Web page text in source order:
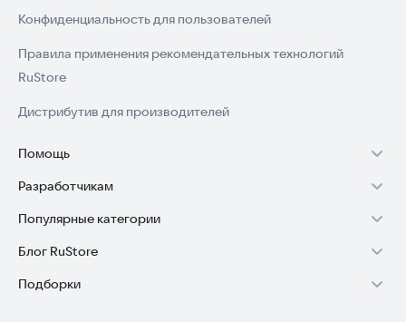
Конфиденциальность для пользователей
Правила применения рекомендательных технологий
RuStore
Дистрибутив для производителей
Помощь
Установка RuStore на TV
Установка RuStore на телефон
Установка RuStore в машину
Помощь пользователям RuStore
Разработчикам
Зарабатывать с RuStore
Стать разработчиком
Доступ к RuStore Консоль
Популярные категории
Игры для Android
Приложения банков
Блог RuStore
Обзоры игр для Android 2025
Подборки